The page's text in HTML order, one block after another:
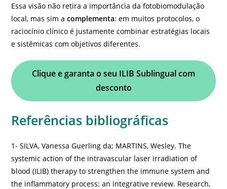
Essa visão não retira a importância da fotobiomodulação
local, mas sim acomplementa: em muitos protocolos, o
raciocínio clínico é justamente combinar estratégias locais
e sistêmicas com objetivos diferentes.
Clique e garanta o seu ILIB Sublingualcom
desconto
Referências bibliográficas
1- SILVA, Vanessa Guerling da; MARTINS, Wesley. The
systemic action of the intravascular laser irradiation of
blood (ILIB) therapy to strengthen the immune system and
the inflammatory process: an integrative review. Research,